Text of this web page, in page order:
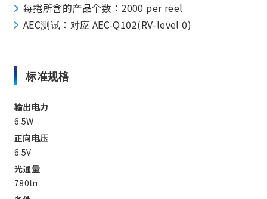
每捲所含的产品个数：2000 per reel
AEC测试：对应 AEC-Q102(RV-level 0)
标准规格
输出电力
6.5W
正向电压
6.5V
光通量
780㏐